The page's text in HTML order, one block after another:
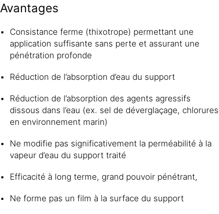
Avantages
Consistance ferme (thixotrope) permettant une
application suffisante sans perte et assurant une
pénétration profonde
Réduction de l’absorption d’eau du support
Réduction de l’absorption des agents agressifs
dissous dans l’eau (ex. sel de déverglaçage, chlorures
en environnement marin)
Ne modifie pas significativement la perméabilité à la
vapeur d’eau du support traité
Efficacité à long terme, grand pouvoir pénétrant,
Ne forme pas un film à la surface du support